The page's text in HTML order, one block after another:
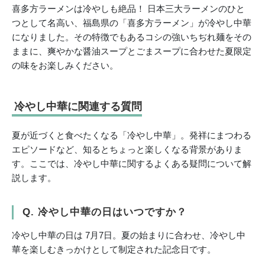
喜多方ラーメンは冷やしも絶品！ 日本三大ラーメンのひと
つとして名高い、福島県の「喜多方ラーメン」が冷やし中華
になりました。その特徴でもあるコシの強いちぢれ麺をその
ままに、爽やかな醤油スープとごまスープに合わせた夏限定
の味をお楽しみください。
冷やし中華に関連する質問
夏が近づくと食べたくなる「冷やし中華」。発祥にまつわる
エピソードなど、知るとちょっと楽しくなる背景がありま
す。ここでは、冷やし中華に関するよくある疑問について解
説します。
Q. 冷やし中華の日はいつですか？
冷やし中華の日は 7月7日。夏の始まりに合わせ、冷やし中
華を楽しむきっかけとして制定された記念日です。